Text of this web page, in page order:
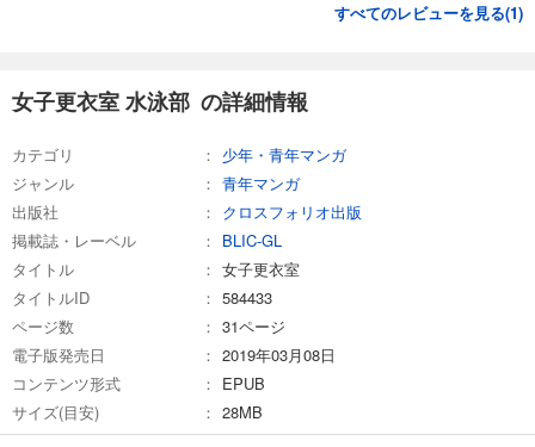
すべてのレビューを見る(1)
女子更衣室 水泳部 の詳細情報
カテゴリ
少年・青年マンガ
ジャンル
青年マンガ
出版社
クロスフォリオ出版
掲載誌・レーベル
BLIC-GL
タイトル
女子更衣室
タイトルID
584433
ページ数
31ページ
電子版発売日
2019年03月08日
コンテンツ形式
EPUB
サイズ(目安)
28MB